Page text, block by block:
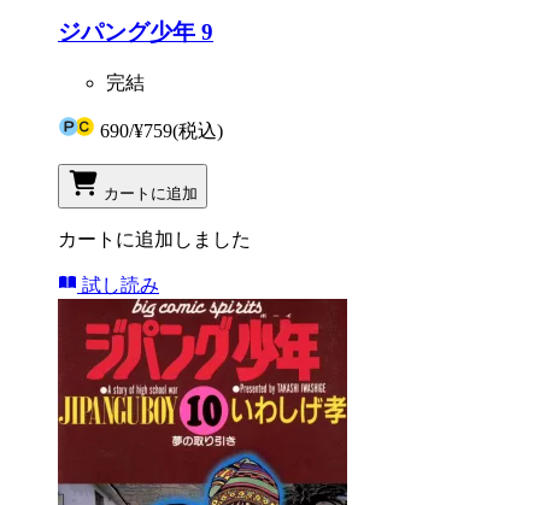
ジパング少年 9
完結
690/¥759(税込)
カートに追加
カートに追加しました
試し読み